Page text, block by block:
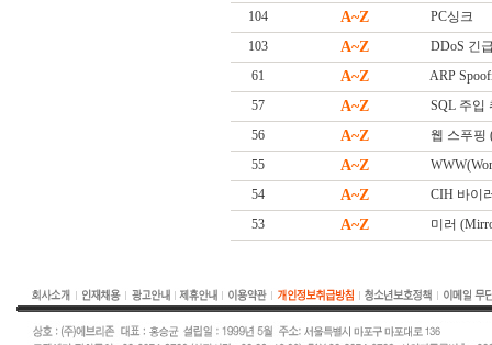
104
A~Z
PC싱크
103
A~Z
DDoS 긴
61
A~Z
ARP
57
A~Z
SQL 주입
56
A~Z
웹 스푸핑
55
A~Z
54
A~Z
CIH 바이
53
A~Z 미러